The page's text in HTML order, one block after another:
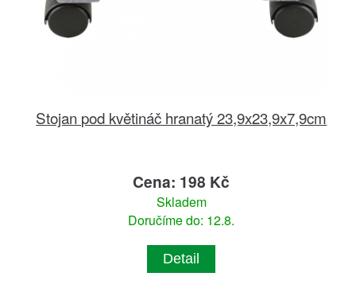
Stojan pod květináč hranatý 23,9x23,9x7,9cm
Cena: 198 Kč
Skladem
Doručíme do: 12.8.
Detail